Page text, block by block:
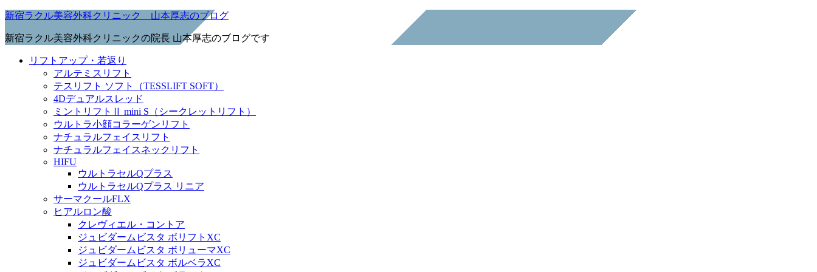
新宿ラクル美容外科クリニック 山本厚志のブログ
新宿ラクル美容外科クリニックの院長 山本厚志のブログです
リフトアップ・若返り
アルテミスリフト
テスリフト ソフト（TESSLIFT SOFT）
4Dデュアルスレッド
ミントリフトⅡ mini S（シークレットリフト）
ウルトラ小顔コラーゲンリフト
ナチュラルフェイスリフト
ナチュラルフェイスネックリフト
HIFU
ウルトラセルQプラス
ウルトラセルQプラス リニア
サーマクールFLX
ヒアルロン酸
クレヴィエル・コントア
ジュビダームビスタ ボリフトXC
ジュビダームビスタ ボリューマXC
ジュビダームビスタ ボルベラXC